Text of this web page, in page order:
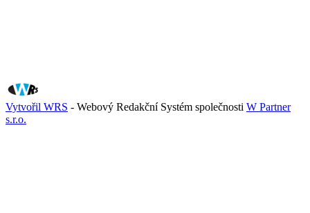
Vytvořil WRS - Webový Redakční Systém společnosti W Partner
s.r.o.